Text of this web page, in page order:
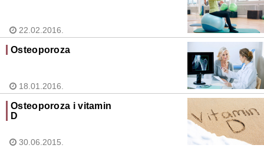
22.02.2016.
Osteoporoza
18.01.2016.
Osteoporoza i vitamin
D
30.06.2015.